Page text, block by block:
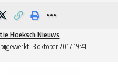
3 oktober 2017 19:41
Hoeksch Nieuws